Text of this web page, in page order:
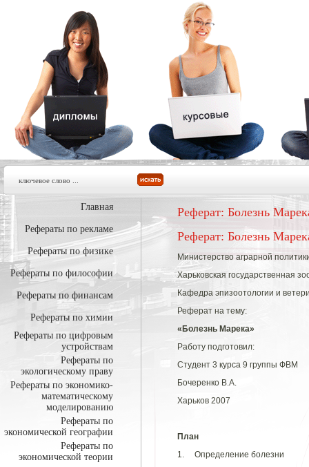
Главная
Рефераты по рекламе
Рефераты по физике
Рефераты по философии
Рефераты по финансам
Рефераты по химии
Рефераты по цифровым
устройствам
Рефераты по
экологическому праву
Рефераты по экономико-
математическому
моделированию
Рефераты по
экономической географии
Рефераты по
экономической теории
Реферат: Болезнь
Реферат: Болезнь
Министерство аграрной
Харьковская государственная
Кафедра эпизоотологии и
Реферат на тему:
«Болезнь Марека»
Работу подготовил:
Студент 3 курса 9 группы ФВМ
Бочеренко В.А.
Харьков 2007
План
1. Определение болезни